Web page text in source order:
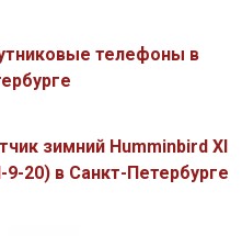
телефоны в
зимний Humminbird XI
9-20) в Санкт-Петербурге